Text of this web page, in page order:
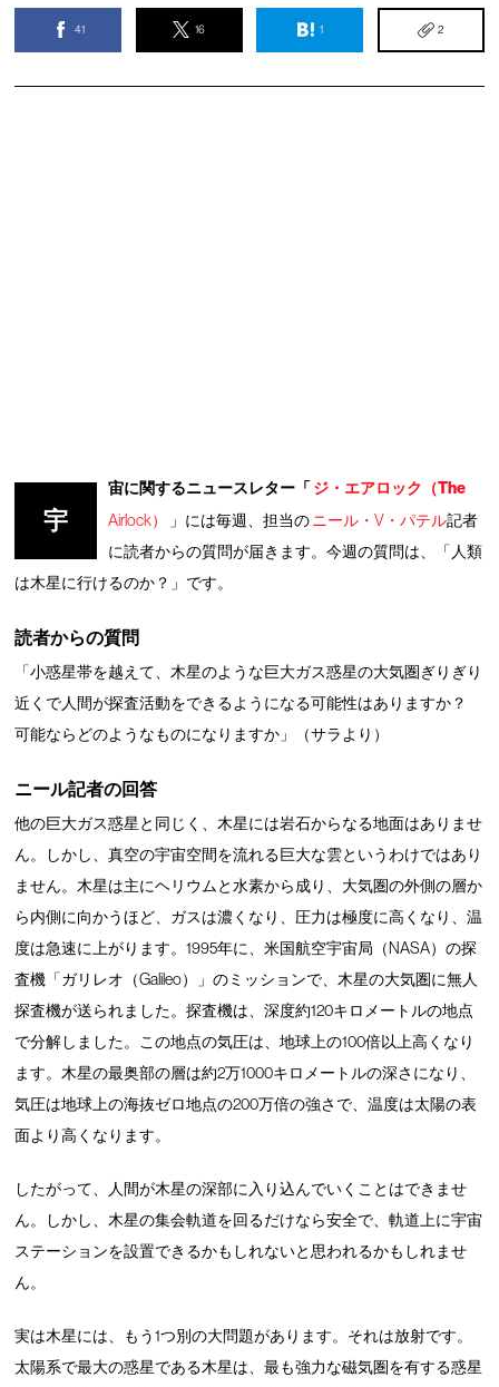
41 16 1 2
宇
宙に関するニュースレター「 ジ・エアロック（The
Airlock） 」には毎週、担当のニール・V・パテル記者
に読者からの質問が届きます。今週の質問は、「人類
は木星に行けるのか？」です。
読者からの質問
「小惑星帯を越えて、木星のような巨大ガス惑星の大気圏ぎりぎり
近くで人間が探査活動をできるようになる可能性はありますか？
可能ならどのようなものになりますか」（サラより）
ニール記者の回答
他の巨大ガス惑星と同じく、木星には岩石からなる地面はありませ
ん。しかし、真空の宇宙空間を流れる巨大な雲というわけではあり
ません。木星は主にヘリウムと水素から成り、大気圏の外側の層か
ら内側に向かうほど、ガスは濃くなり、圧力は極度に高くなり、温
度は急速に上がります。1995年に、米国航空宇宙局（NASA）の探
査機「ガリレオ（Galileo）」のミッションで、木星の大気圏に無人
探査機が送られました。探査機は、深度約120キロメートルの地点
で分解しました。この地点の気圧は、地球上の100倍以上高くなり
ます。木星の最奥部の層は約2万1000キロメートルの深さになり、
気圧は地球上の海抜ゼロ地点の200万倍の強さで、温度は太陽の表
面より高くなります。
したがって、人間が木星の深部に入り込んでいくことはできませ
ん。しかし、木星の集会軌道を回るだけなら安全で、軌道上に宇宙
ステーションを設置できるかもしれないと思われるかもしれませ
ん。
実は木星には、もう1つ別の大問題があります。それは放射です。
太陽系で最大の惑星である木星は、最も強力な磁気圏を有する惑星